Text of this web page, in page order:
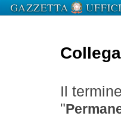
Il
"